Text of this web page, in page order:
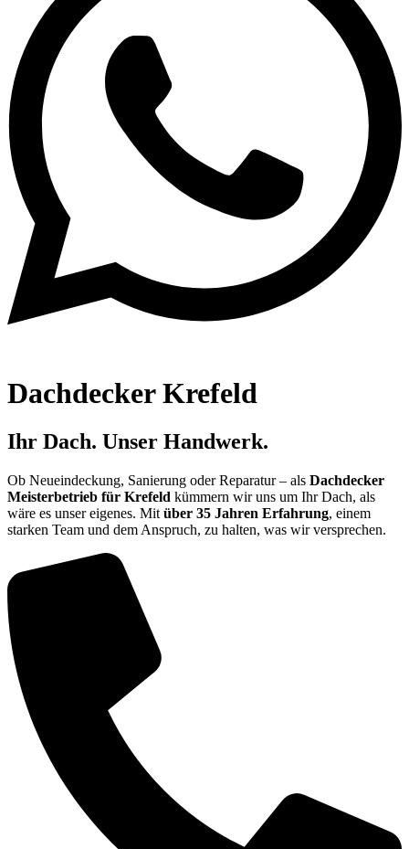
Dachdecker Krefeld
Ihr Dach. Unser Handwerk.
Ob Neueindeckung, Sanierung oder Reparatur – als Dachdecker
Meisterbetrieb für Krefeld kümmern wir uns um Ihr Dach, als
wäre es unser eigenes. Mit über 35 Jahren Erfahrung, einem
starken Team und dem Anspruch, zu halten, was wir versprechen.